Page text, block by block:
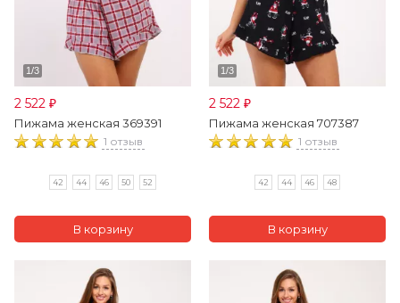
2 522 ₽
Пижама женская 369391
1 отзыв
42 44 46 50 52
2 522 ₽
Пижама женская 707387
1 отзыв
42 44 46 48